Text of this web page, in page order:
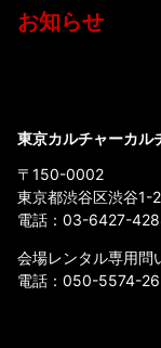
お知らせ
東京カルチャーカル
〒150-0002
東京都渋谷区渋谷1-
電話： 03-6427-
会場レンタル専用問
電話： 050-5574-